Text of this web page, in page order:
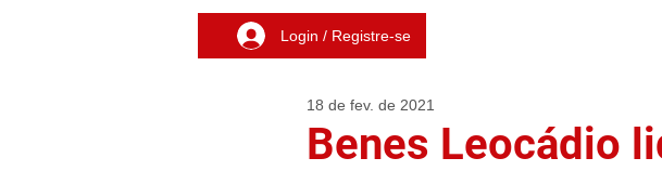
Login / Registre-se
Benes Leocádio
18 de fev. de 2021